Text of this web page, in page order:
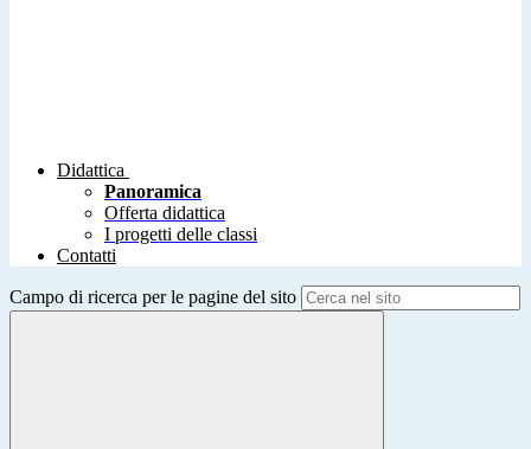
Didattica
Panoramica
Offerta didattica
I progetti delle classi
Contatti
Campo di ricerca per le pagine del sito